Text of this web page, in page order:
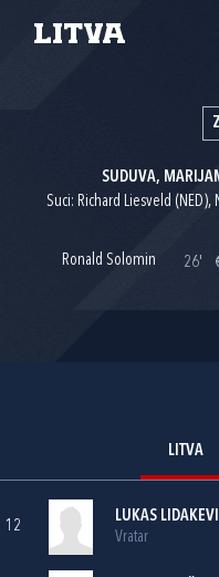
Litva
SUDUVA,
Suci: Richard Liesveld (NED),
Ronald Solomin 26'
LITVA
12
LUKAS
Vratar